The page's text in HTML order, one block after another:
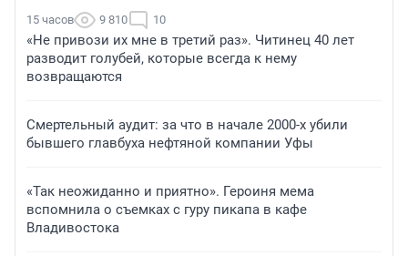
15 часов 9 810 10
«Не привози их мне в третий раз». Читинец 40 лет
разводит голубей, которые всегда к нему
возвращаются
Смертельный аудит: за что в начале 2000-х убили
бывшего главбуха нефтяной компании Уфы
«Так неожиданно и приятно». Героиня мема
вспомнила о съемках с гуру пикапа в кафе
Владивостока